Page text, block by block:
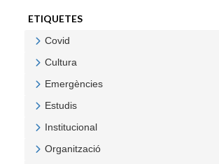
ETIQUETES
Covid
Cultura
Emergències
Estudis
Institucional
Organització